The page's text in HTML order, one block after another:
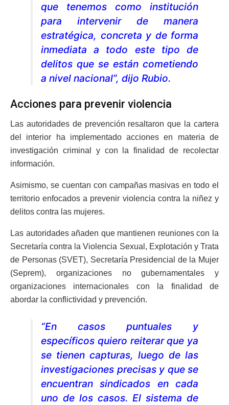
que tenemos como institución
para intervenir de manera
estratégica, concreta y de forma
inmediata a todo este tipo de
delitos que se están cometiendo
a nivel nacional”, dijo Rubio.
Acciones para prevenir violencia
Las autoridades de prevención resaltaron que la cartera
del interior ha implementado acciones en materia de
investigación criminal y con la finalidad de recolectar
información.
Asimismo, se cuentan con campañas masivas en todo el
territorio enfocados a prevenir violencia contra la niñez y
delitos contra las mujeres.
Las autoridades añaden que mantienen reuniones con la
Secretaría contra la Violencia Sexual, Explotación y Trata
de Personas (SVET), Secretaría Presidencial de la Mujer
(Seprem), organizaciones no gubernamentales y
organizaciones internacionales con la finalidad de
abordar la conflictividad y prevención.
“En casos puntuales y
específicos quiero reiterar que ya
se tienen capturas, luego de las
investigaciones precisas y que se
encuentran sindicados en cada
uno de los casos. El sistema de